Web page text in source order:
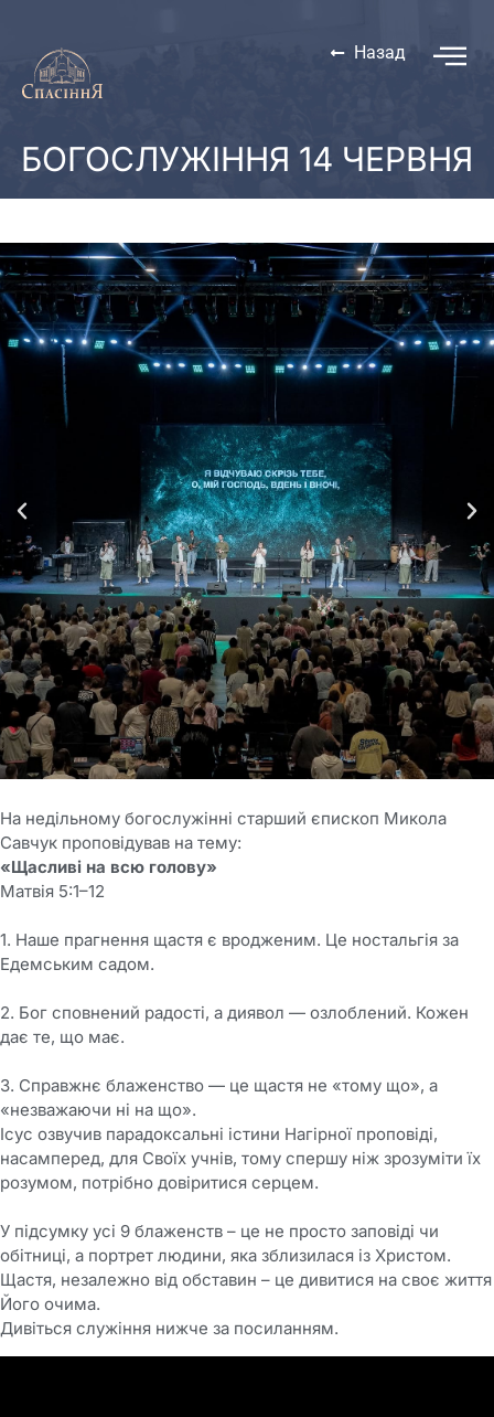
Назад
БОГОСЛУЖІННЯ 14 ЧЕРВНЯ
На недільному богослужінні старший єпископ Микола
Савчук проповідував на тему:
«Щасливі на всю голову»
Матвія 5:1–12
1. Наше прагнення щастя є вродженим. Це ностальгія за
Едемським садом.
2. Бог сповнений радості, а диявол — озлоблений. Кожен
дає те, що має.
3. Справжнє блаженство — це щастя не «тому що», а
«незважаючи ні на що».
Ісус озвучив парадоксальні істини Нагірної проповіді,
насамперед, для Своїх учнів, тому спершу ніж зрозуміти їх
розумом, потрібно довіритися серцем.
У підсумку усі 9 блаженств – це не просто заповіді чи
обітниці, а портрет людини, яка зблизилася із Христом.
Щастя, незалежно від обставин – це дивитися на своє життя
Його очима.
Дивіться служіння нижче за посиланням.